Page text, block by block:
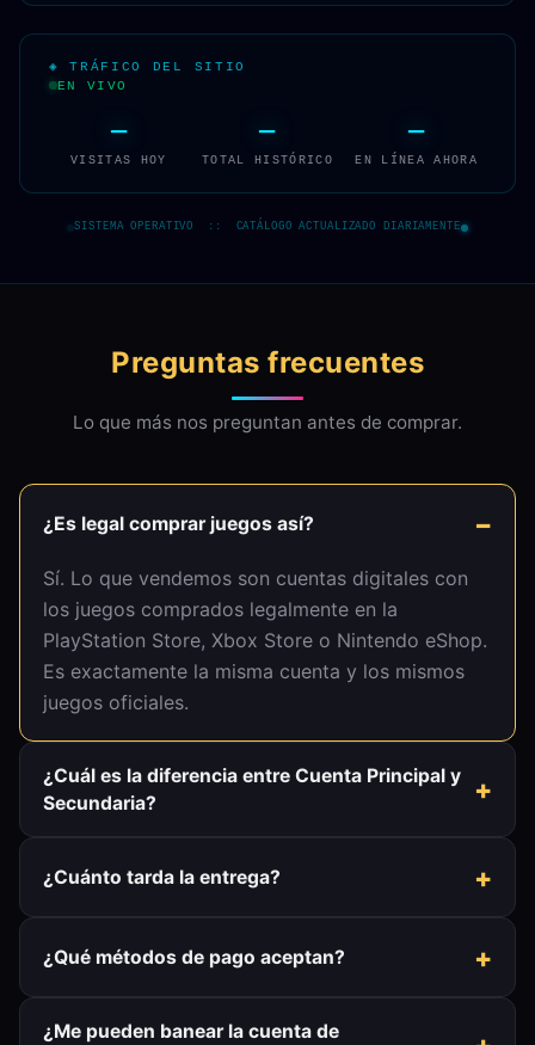
◈ TRÁFICO DEL SITIO
EN VIVO
—
VISITAS HOY
—
TOTAL HISTÓRICO
—
EN LÍNEA AHORA
SISTEMA OPERATIVO :: CATÁLOGO ACTUALIZADO DIARIAMENTE
Preguntas frecuentes
Lo que más nos preguntan antes de comprar.
¿Es legal comprar juegos así?
Sí. Lo que vendemos son cuentas digitales con
los juegos comprados legalmente en la
PlayStation Store, Xbox Store o Nintendo eShop.
Es exactamente la misma cuenta y los mismos
juegos oficiales.
¿Cuál es la diferencia entre Cuenta Principal y
Secundaria?
¿Cuánto tarda la entrega?
¿Qué métodos de pago aceptan?
¿Me pueden banear la cuenta de